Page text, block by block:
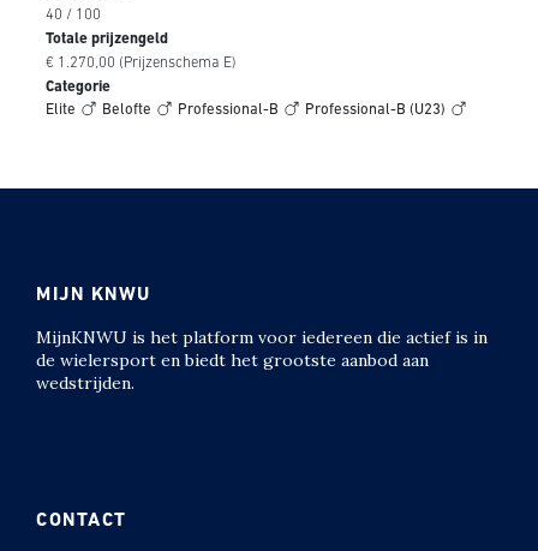
40 / 100
Totale prijzengeld
€ 1.270,00 (Prijzenschema E)
Categorie
Elite
Belofte Professional-B Professional-B (U23)
CONTACT
MIJN KNWU
MijnKNWU is het platform voor iedereen die actief is in
de wielersport en biedt het grootste aanbod aan
wedstrijden.